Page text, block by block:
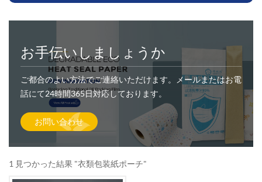
お手伝いしましょうか
ご都合のよい方法でご連絡いただけます。メールまたはお電
話にて24時間365日対応しております。
お問い合わせ
1 見つかった結果 "衣類包装紙ポーチ"